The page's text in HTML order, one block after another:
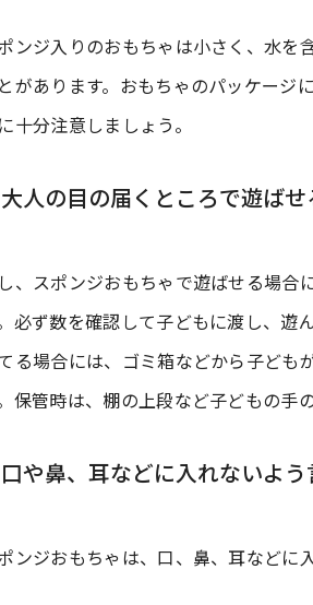
ンジ入りのおもちゃは小さく、水を
があります。おもちゃのパッケージ
十分注意しましょう。
大人の目の届くところで遊ばせ
、スポンジおもちゃで遊ばせる場合
必ず数を確認して子どもに渡し、遊
る場合には、ゴミ箱などから子ども
保管時は、棚の上段など子どもの手
口や鼻、耳などに入れないよ
ンジおもちゃは、口、鼻、耳などに